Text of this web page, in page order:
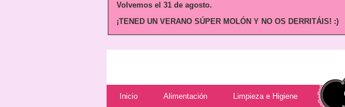
Volvemos el 31 de agosto.
¡TENED UN VERANO SÚPER MOLÓN Y NO OS DERRITÁIS! :)
Inicio Alimentación Limpieza e Higiene